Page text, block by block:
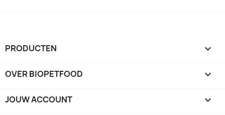
PRODUCTEN 
OVER BIOPETFOOD 
JOUW ACCOUNT 